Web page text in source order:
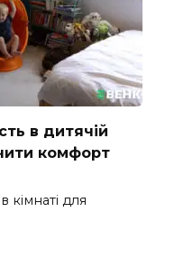
в дитячій
комфорт
кімнаті для